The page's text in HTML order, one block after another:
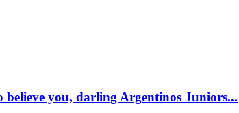
believe you, darling Argentinos Juniors...